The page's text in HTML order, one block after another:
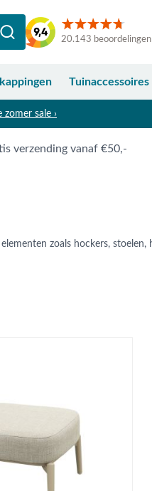
20.143 beoordelingen
Tuinaccessoires
zomer sale ›
verzending vanaf €50,-